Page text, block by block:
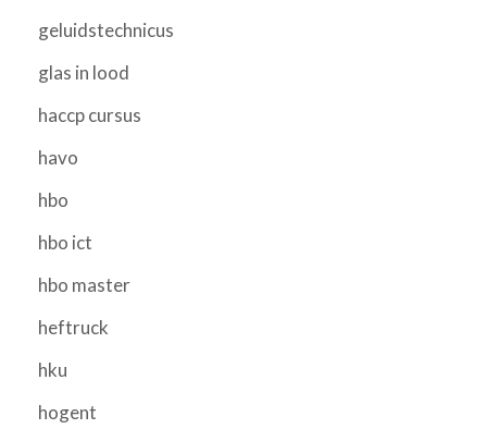
geluidstechnicus
glas in lood
haccp cursus
havo
hbo
hbo ict
hbo master
heftruck
hku
hogent